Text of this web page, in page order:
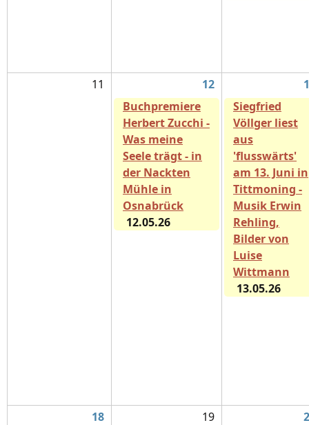
11 12
Buchpremiere
Herbert Zucchi -
Was meine
Seele trägt - in
der Nackten
Mühle in
Osnabrück
12.05.26
Siegfried
Völlger liest
aus
'flusswärts'
am 13. Juni in
Tittmoning -
Musik Erwin
Rehling,
Bilder von
Luise
Wittmann
13.05.26
18 19